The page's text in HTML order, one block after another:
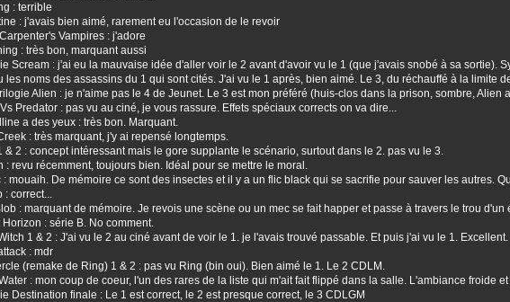
: terrible
: j'avais bien aimé, rarement eu l'occasion de le revoir
Vampires : j'adore
: très bon, marquant aussi
Scream : j'ai eu la mauvaise idée d'aller voir le 2 avant d'avoir vu le 1 (que j'avais snobé à sa sortie).
les noms des assassins du 1 qui sont cités. J'ai vu le 1 après, bien aimé. Le 3, du réchauffé à la limite
Alien : je n'aime pas le 4 de Jeunet. Le 3 est mon préféré (huis-clos dans la prison, sombre, Alien
Predator : pas vu au ciné, je vous rassure. Effets spéciaux corrects on va dire...
a des yeux : très bon. Marquant.
: très marquant, j'y ai repensé longtemps.
& 2 : concept intéressant mais le gore supplante le scénario, surtout dans le 2. pas vu le 3.
: revu récemment, toujours bien. Idéal pour se mettre le moral.
: mouaih. De mémoire ce sont des insectes et il y a un flic black qui se sacrifie pour sauver les autres.
: correct...
: marquant de mémoire. Je revois une scène ou un mec se fait happer et passe à travers le trou d'un
Horizon : série B. No comment.
1 & 2 : J'ai vu le 2 au ciné avant de voir le 1. je l'avais trouvé passable. Et puis j'ai vu le 1.
: mdr
(remake de Ring) 1 & 2 : pas vu Ring (bin oui). Bien aimé le 1. Le 2 CDLM.
: mon coup de coeur, l'un des rares de la liste qui m'ait fait flippé dans la salle. L'ambiance froide
Destination finale : Le 1 est correct, le 2 est presque correct, le 3 CDLGM